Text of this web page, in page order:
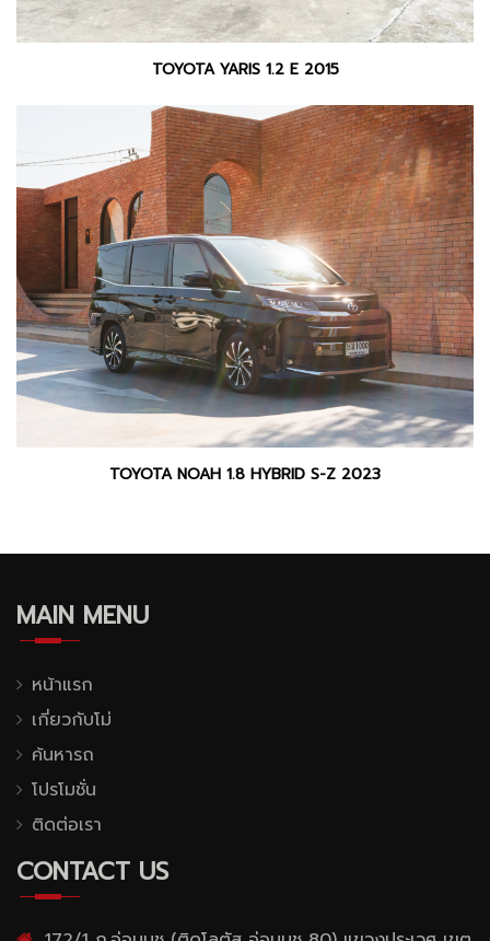
TOYOTA YARIS 1.2 E 2015
TOYOTA NOAH 1.8 HYBRID S-Z 2023
MAIN MENU
หน้าแรก
เกี่ยวกับโม่
ค้นหารถ
โปรโมชั่น
ติดต่อเรา
CONTACT US